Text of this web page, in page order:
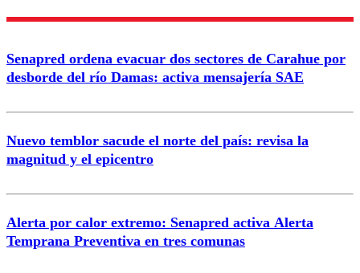
Nombre
Correo
Senapred ordena evacuar dos sectores de Carahue por
desborde del río Damas: activa mensajería SAE
Nuevo temblor sacude el norte del país: revisa la
magnitud y el epicentro
Alerta por calor extremo: Senapred activa Alerta
Temprana Preventiva en tres comunas